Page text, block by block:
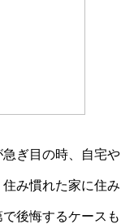
ぎ目の時、自宅や
み慣れた家に住み
後悔するケースも